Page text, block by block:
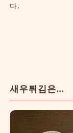
다.
새우튀김은…